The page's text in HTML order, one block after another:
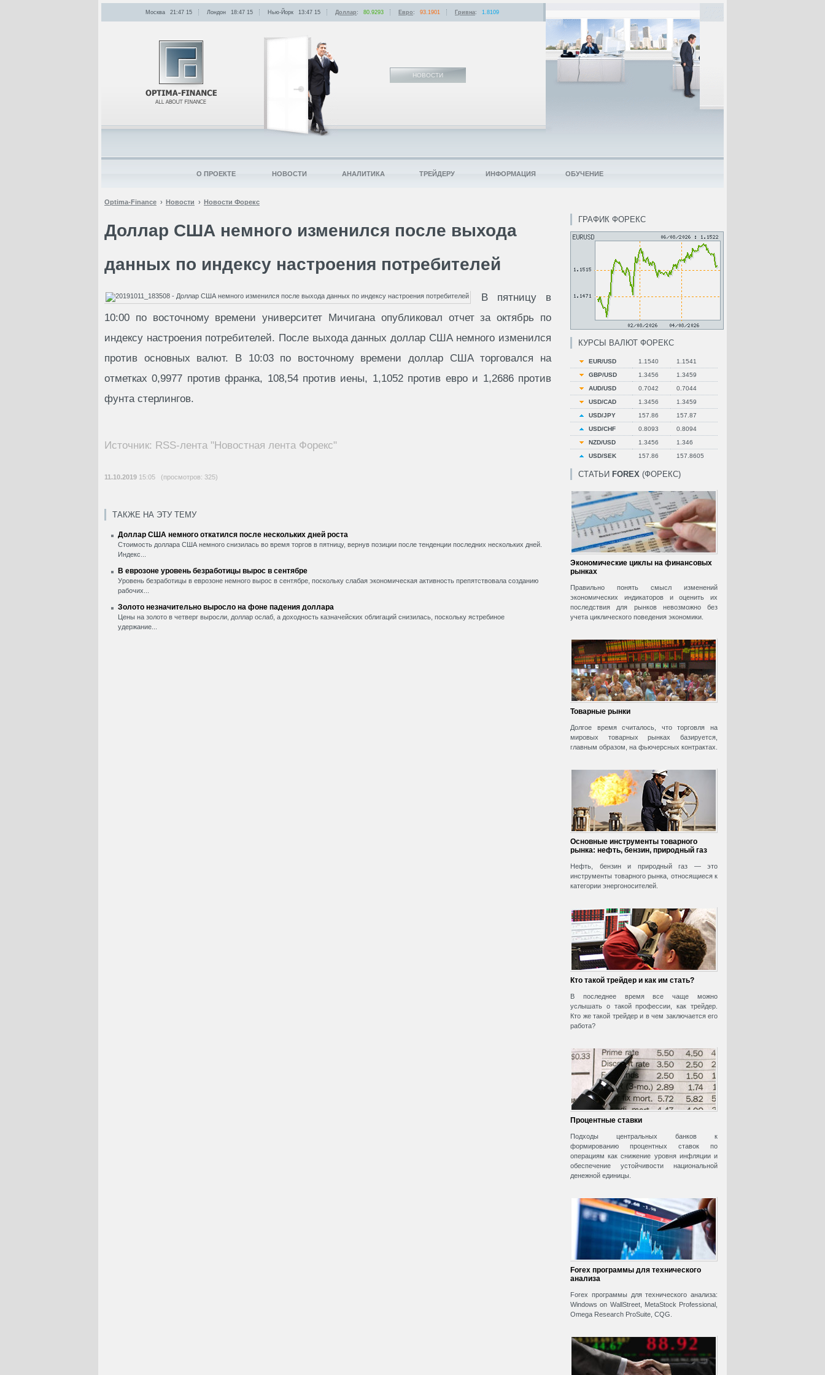
Optima-Finance Новости Новости Форекс
Доллар США немного изменился после выхода
данных по индексу настроения потребителей
В пятницу в
10:00 по восточному времени университет Мичигана опубликовал отчет за октябрь по
индексу настроения потребителей. После выхода данных доллар США немного изменился
против основных валют. В 10:03 по восточному времени доллар США торговался на
отметках 0,9977 против франка, 108,54 против иены, 1,1052 против евро и 1,2686 против
фунта стерлингов.
Источник: RSS-лента "Новостная лента Форекс"
11.10.2019 15:05 (просмотров: 325)
ТАКЖЕ НА ЭТУ ТЕМУ
Доллар США немного откатился после нескольких дней роста
Стоимость доллара США немного снизилась во время торгов в пятницу, вернув позиции после тенденции последних нескольких дней.
Индекс...
В еврозоне уровень безработицы вырос в сентябре
Уровень безработицы в еврозоне немного вырос в сентябре, поскольку слабая экономическая активность препятствовала созданию
рабочих...
Золото незначительно выросло на фоне падения доллара
Цены на золото в четверг выросли, доллар ослаб, а доходность казначейских облигаций снизилась, поскольку ястребиное
удержание...
ГРАФИК ФОРЕКС
КУРСЫ ВАЛЮТ ФОРЕКС
EUR/USD 1.1540
1.1541
GBP/USD
1.3456
1.3459
AUD/USD
0.7042
0.7044
USD/CAD
1.3456
1.3459
USD/JPY
157.86
157.87
USD/CHF
0.8093
0.8094
NZD/USD
1.3456
1.346
USD/SEK
157.86 157.8605
СТАТЬИ FOREX (ФОРЕКС)
Экономические циклы на финансовых
рынках
Правильно понять смысл изменений
экономических индикаторов и оценить их
последствия для рынков невозможно без
учета циклического поведения экономики.
Товарные рынки
Долгое время считалось, что торговля на
мировых товарных рынках базируется,
главным образом, на фьючерсных контрактах.
Основные инструменты товарного
рынка: нефть, бензин, природный газ
Нефть, бензин и природный газ — это
инструменты товарного рынка, относящиеся к
категории энергоносителей.
Кто такой трейдер и как им стать?
В последнее время все чаще можно
услышать о такой профессии, как трейдер.
Кто же такой трейдер и в чем заключается его
работа?
Процентные ставки
Подходы центральных банков к
формированию процентных ставок по
операциям как снижение уровня инфляции и
обеспечение устойчивости национальной
денежной единицы.
Forex программы для технического
анализа
Forex программы для технического анализа:
Windows on WallStreet, MetaStock Professional,
Omega Research ProSuite, CQG.
НОВОСТИ
Москва 21:47 15 Лондон 18:47 15 Нью-Йорк 13:47 15 Доллар: 80.9293 Евро: 93.1901 Гривна: 1.8109
О ПРОЕКТЕ НОВОСТИ АНАЛИТИКА ТРЕЙДЕРУ ИНФОРМАЦИЯ ОБУЧЕНИЕ